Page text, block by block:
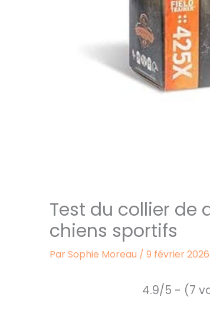
Test du collier de
chiens sportifs
ParSophie Moreau / 9 février 2026
4.9/5 - (7